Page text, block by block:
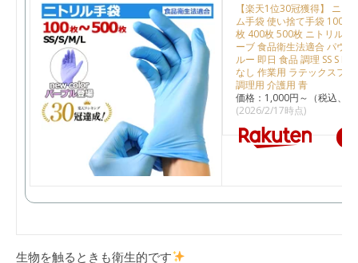
【楽天1位30冠獲得】 ニト
ム手袋 使い捨て手袋 100枚
枚 400枚 500枚 ニトリル
ーブ 食品衛生法適合 パウ
ルー 即日 食品 調理 SS S M
なし 作業用 ラテックスフ
調理用 介護用 青
価格：1,000円～（税込、
(2026/2/17時点)
生物を触るときも衛生的です